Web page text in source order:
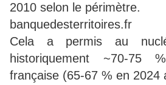
2010 selon le périmètre.
banquedesterritoires.fr
Cela a permis au
historiquement ~70-75
française (65-67 % en 2024